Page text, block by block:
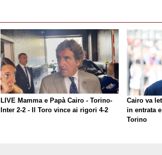
LIVE Mamma e Papà Cairo - Torino-
Inter 2-2 - Il Toro vince ai rigori 4-2
Cairo va
in entrata
Torino